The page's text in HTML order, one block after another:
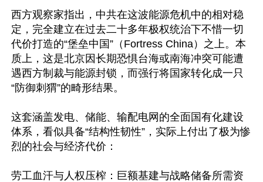
西方观察家指出，中共在这波能源危机中的相对稳
定，完全建立在过去二十多年极权统治下不惜一切
代价打造的“堡垒中国”（Fortress China）之上。本
质上，这是北京因长期恐惧台海或南海冲突可能遭
遇西方制裁与能源封锁，而强行将国家转化成一只
“防御刺猬”的畸形结果。
这套涵盖发电、储能、输配电网的全面国有化建设
体系，看似具备“结构性韧性”，实际上付出了极为惨
烈的社会与经济代价：
劳工血汗与人权压榨：巨额基建与战略储备所需资